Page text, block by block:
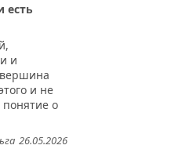
есть
и
и не
понятие о
26.05.2026